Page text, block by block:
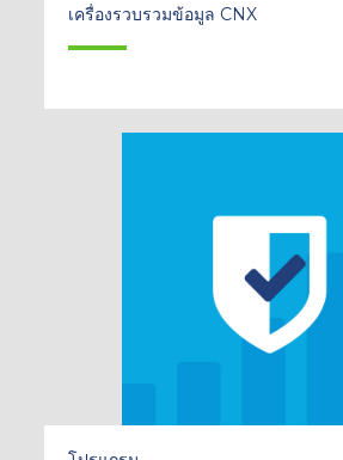
เครื่องรวบรวมข้อมูล CNX